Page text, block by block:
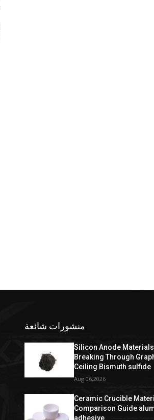
منشورات شائعة
Silicon Anode
Breaking Through
Ceiling Bismuth sulfide
Aug 06,2026
Ceramic Crucible
Comparison Guide
adhesive